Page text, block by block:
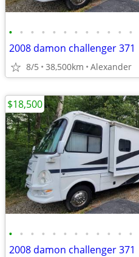
• • • • • • • • • • • •
2008 damon challenger 371
8/5 38,500km Alexander
• • • • • • • • • • • •
2008 damon challenger 371
$18,500